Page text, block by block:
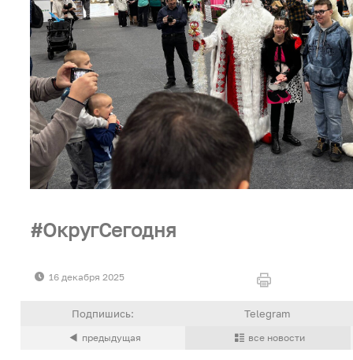
ОкругСегодня
16 декабря 2025